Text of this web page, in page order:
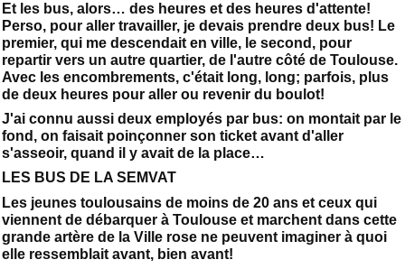
Et les bus, alors… des heures et des heures d'attente!
Perso, pour aller travailler, je devais prendre deux bus! Le
premier, qui me descendait en ville, le second, pour
repartir vers un autre quartier, de l'autre côté de Toulouse.
Avec les encombrements, c'était long, long; parfois, plus
de deux heures pour aller ou revenir du boulot!
J'ai connu aussi deux employés par bus: on montait par le
fond, on faisait poinçonner son ticket avant d'aller
s'asseoir, quand il y avait de la place…
LES BUS DE LA SEMVAT
Les jeunes toulousains de moins de 20 ans et ceux qui
viennent de débarquer à Toulouse et marchent dans cette
grande artère de la Ville rose ne peuvent imaginer à quoi
elle ressemblait avant, bien avant!